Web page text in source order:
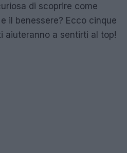
di scoprire come
il benessere? Ecco cinque
aiuteranno a sentirti al top!